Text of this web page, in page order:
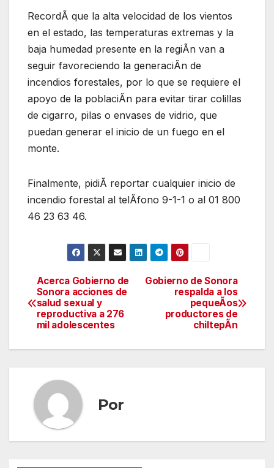
RecordÃ que la alta velocidad de los vientos
en el estado, las temperaturas extremas y la
baja humedad presente en la regiÃn van a
seguir favoreciendo la generaciÃn de
incendios forestales, por lo que se requiere el
apoyo de la poblaciÃn para evitar tirar colillas
de cigarro, pilas o envases de vidrio, que
puedan generar el inicio de un fuego en el
monte.
Finalmente, pidiÃ reportar cualquier inicio de
incendio forestal al telÃfono 9-1-1 o al 01 800
46 23 63 46.
Navegación
de
Gobierno de Sonora
respalda a los
pequeÃos
productores de
chiltepÃn
Acerca Gobierno de
Sonora acciones de
salud sexual y
reproductiva a 276
mil adolescentes
Por